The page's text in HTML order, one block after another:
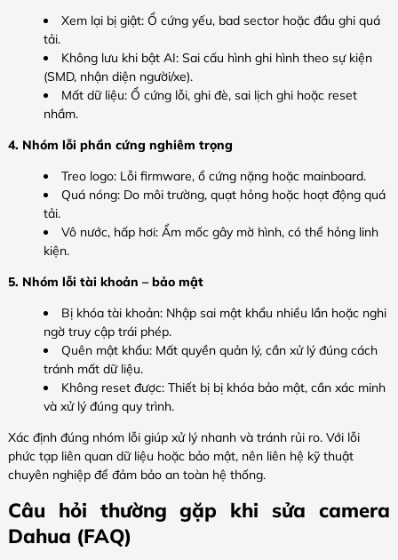
Xem lại bị giật: Ổ cứng yếu, bad sector hoặc đầu ghi quá
tải.
Không lưu khi bật AI: Sai cấu hình ghi hình theo sự kiện
(SMD, nhận diện người/xe).
Mất dữ liệu: Ổ cứng lỗi, ghi đè, sai lịch ghi hoặc reset
nhầm.
4. Nhóm lỗi phần cứng nghiêm trọng
Treo logo: Lỗi firmware, ổ cứng nặng hoặc mainboard.
Quá nóng: Do môi trường, quạt hỏng hoặc hoạt động quá
tải.
Vô nước, hấp hơi: Ẩm mốc gây mờ hình, có thể hỏng linh
kiện.
5. Nhóm lỗi tài khoản – bảo mật
Bị khóa tài khoản: Nhập sai mật khẩu nhiều lần hoặc nghi
ngờ truy cập trái phép.
Quên mật khẩu: Mất quyền quản lý, cần xử lý đúng cách
tránh mất dữ liệu.
Không reset được: Thiết bị bị khóa bảo mật, cần xác minh
và xử lý đúng quy trình.
Xác định đúng nhóm lỗi giúp xử lý nhanh và tránh rủi ro. Với lỗi
phức tạp liên quan dữ liệu hoặc bảo mật, nên liên hệ kỹ thuật
chuyên nghiệp để đảm bảo an toàn hệ thống.
Câu hỏi thường gặp khi sửa camera
Dahua (FAQ)